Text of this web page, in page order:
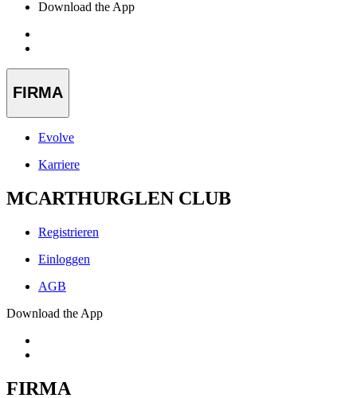
Download the App
FIRMA
Evolve
Karriere
MCARTHURGLEN CLUB
Registrieren
Einloggen
AGB
Download the App
FIRMA